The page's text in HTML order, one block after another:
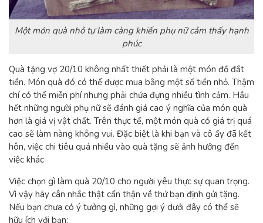
Một món quà nhỏ tự làm càng khiến phụ nữ cảm thấy hạnh
phúc
Quà tặng vợ 20/10 không nhất thiết phải là một món đồ đắt
tiền. Món quà đó có thể được mua bằng một số tiền nhỏ. Thậm
chí có thể miễn phí nhưng phải chứa đựng nhiều tình cảm. Hầu
hết những người phụ nữ sẽ đánh giá cao ý nghĩa của món quà
hơn là giá vị vật chất. Trên thực tế, một món quà có giá trị quá
cao sẽ làm nàng không vui. Đặc biệt là khi bạn và cô ấy đã kết
hôn, việc chi tiêu quá nhiều vào quà tặng sẽ ảnh hưởng đến
việc khác
Việc chọn gì làm quà 20/10 cho người yêu thực sự quan trọng.
Vì vậy hãy cân nhắc thật cẩn thận về thứ bạn định gửi tặng.
Nếu bạn chưa có ý tưởng gì, những gợi ý dưới đây có thể sẽ
hữu ích với bạn: